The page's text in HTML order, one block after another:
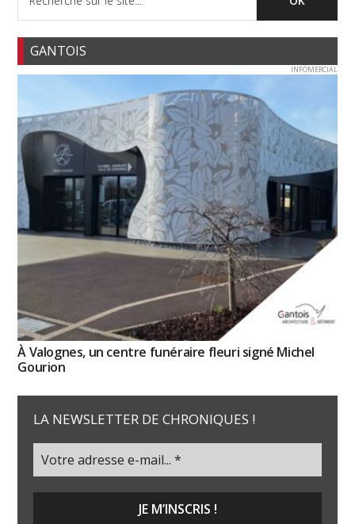
GANTOIS
INFOMERCIAL
À Valognes, un centre funéraire fleuri signé Michel
Gourion
LA NEWSLETTER DE CHRONIQUES !